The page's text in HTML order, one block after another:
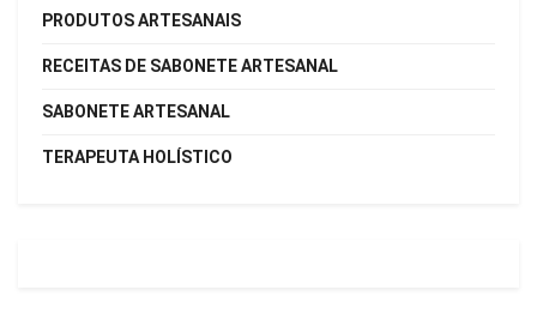
PRODUTOS ARTESANAIS
RECEITAS DE SABONETE ARTESANAL
SABONETE ARTESANAL
TERAPEUTA HOLÍSTICO